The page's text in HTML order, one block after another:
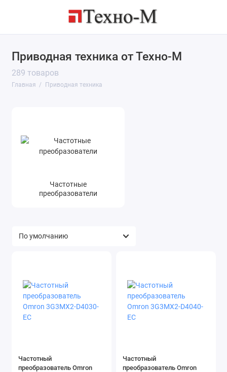
Приводная техника от Техно-М
289 товаров
Главная Приводная техника
Частотные преобразователи
Показать все
Частотные
преобразователи
Частотный
преобразователь Omron
Частотный
преобразователь Omron